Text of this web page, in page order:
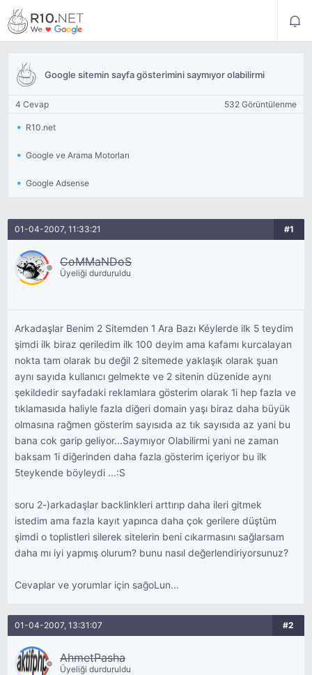
Google sitemin sayfa gösterimini saymıyor olabilirmi
4 Cevap 532 Görüntülenme
R10.net
Google ve Arama Motorları
Google Adsense
01-04-2007, 11:33:21 #1
CoMMaNDoS
Üyeliği durduruldu
Arkadaşlar Benim 2 Sitemden 1 Ara Bazı Kéylerde ilk 5 teydim
şimdi ilk biraz qeriledim ilk 100 deyim ama kafamı kurcalayan
nokta tam olarak bu değil 2 sitemede yaklaşık olarak şuan
aynı sayıda kullanıcı gelmekte ve 2 sitenin düzenide aynı
şekildedir sayfadaki reklamlara gösterim olarak 1i hep fazla ve
tıklamasıda haliyle fazla diğeri domain yaşı biraz daha büyük
olmasına rağmen gösterim sayısıda az tık sayısıda az yani bu
bana cok garip geliyor...Saymıyor Olabilirmi yani ne zaman
baksam 1i diğerinden daha fazla gösterim içeriyor bu ilk
5teykende böyleydi ...:S
soru 2-)arkadaşlar backlinkleri arttırıp daha ileri gitmek
istedim ama fazla kayıt yapınca daha çok gerilere düştüm
şimdi o toplistleri silerek sitelerin beni cıkarmasını sağlarsam
daha mı iyi yapmış olurum? bunu nasıl değerlendiriyorsunuz?
Cevaplar ve yorumlar için sağoLun...
01-04-2007, 13:31:07 #2
AhmetPasha
Üyeliği durduruldu